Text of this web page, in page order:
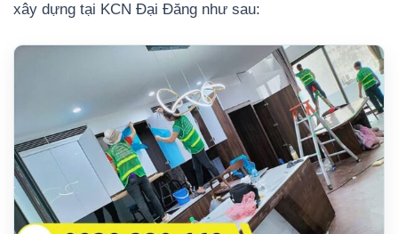
xây dựng tại KCN Đại Đăng như sau: